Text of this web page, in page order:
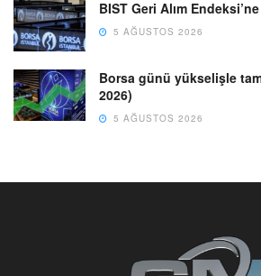
BIST Geri Alım
5 AĞUSTOS 2026
Borsa günü yükselişle
2026)
5 AĞUSTOS 2026